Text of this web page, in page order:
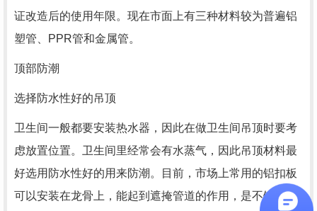
证改造后的使用年限。现在市面上有三种材料较为普遍铝
塑管、PPR管和金属管。
顶部防潮
选择防水性好的吊顶
卫生间一般都要安装热水器，因此在做卫生间吊顶时要考
虑放置位置。卫生间里经常会有水蒸气，因此吊顶材料最
好选用防水性好的用来防潮。目前，市场上常用的铝扣板
可以安装在龙骨上，能起到遮掩管道的作用，是不错的选